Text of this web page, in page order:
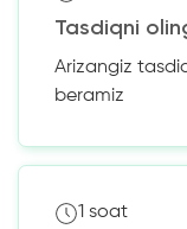
Tasdiqni
Arizangiz
beramiz
1 soat